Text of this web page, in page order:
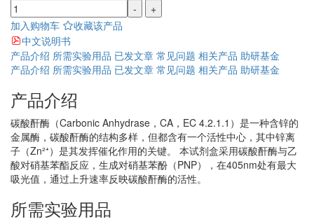
-
+
加入购物车
收藏该产品
中文说明书
产品介绍 所需实验用品 已发文章 常见问题 相关产品 助研基金
产品介绍 所需实验用品 已发文章 常见问题 相关产品 助研基金
产品介绍
碳酸酐酶（Carbonic Anhydrase，CA，EC 4.2.1.1）是一种含锌的
金属酶，碳酸酐酶的结构多样，但都含有一个活性中心，其中锌离
子（Zn²⁺）是其发挥催化作用的关键。 本试剂盒采用碳酸酐酶与乙
酸对硝基苯酯反应，生成对硝基苯酚（PNP），在405nm处有最大
吸光值，通过上升速率反映碳酸酐酶的活性。
所需实验用品